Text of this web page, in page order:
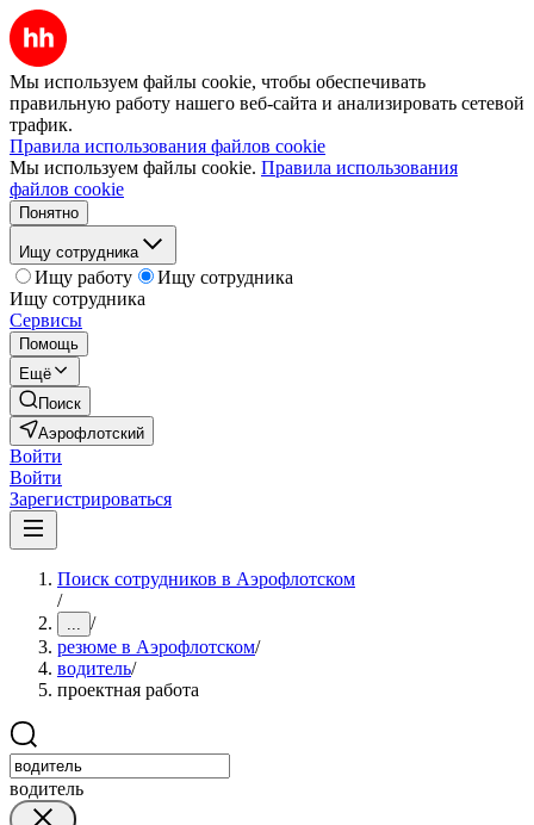
Мы используем файлы cookie, чтобы обеспечивать
правильную работу нашего веб-сайта и анализировать сетевой
трафик.
Правила использования файлов cookie
Мы используем файлы cookie. Правила использования
файлов cookie
Понятно
Ищу сотрудника
Ищу работу
Ищу сотрудника
Ищу сотрудника
Сервисы
Помощь
Ещё
Поиск
Аэрофлотский
Войти
Войти
Зарегистрироваться
Поиск сотрудников в Аэрофлотском
/
... /
резюме в Аэрофлотском/
водитель/
проектная работа
водитель